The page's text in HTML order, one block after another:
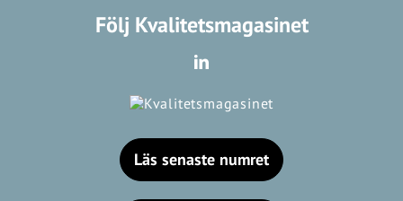
Följ Kvalitetsmagasinet
Läs senaste numret